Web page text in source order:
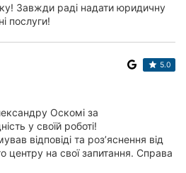
Завжди раді надати юридичну
послуги!
5.0
Оскомі за
у своїй роботі!
відповіді та роз’яснення від
центру на свої запитання. Справа
2000 грн, передбаче...